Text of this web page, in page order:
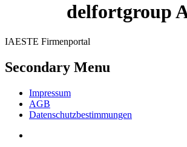
delfortgroup
IAESTE Firmenportal
Secondary Menu
Impressum
AGB
Datenschutzbestimmungen